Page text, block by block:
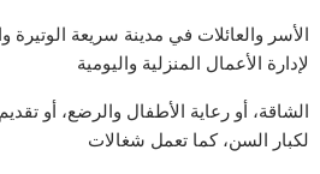
الأسر والعائلات في مدينة سريعة
لإدارة الأعمال المنزلية واليومية
الشاقة، أو رعاية الأطفال والرضع، أو
لكبار السن، كما تعمل شغالات